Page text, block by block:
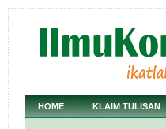
HOME KLAIM TULISAN